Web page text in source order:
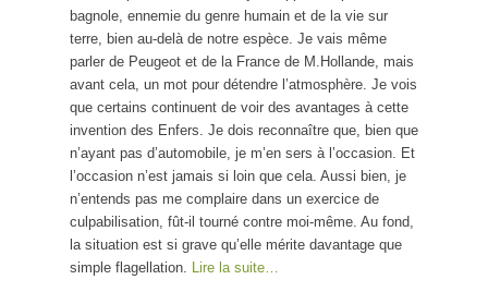
bagnole, ennemie du genre humain et de la vie sur
terre, bien au-delà de notre espèce. Je vais même
parler de Peugeot et de la France de M.Hollande, mais
avant cela, un mot pour détendre l’atmosphère. Je vois
que certains continuent de voir des avantages à cette
invention des Enfers. Je dois reconnaître que, bien que
n’ayant pas d’automobile, je m’en sers à l’occasion. Et
l’occasion n’est jamais si loin que cela. Aussi bien, je
n’entends pas me complaire dans un exercice de
culpabilisation, fût-il tourné contre moi-même. Au fond,
la situation est si grave qu’elle mérite davantage que
simple flagellation.
Lire la suite…